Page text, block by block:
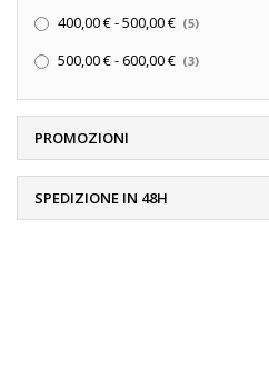
400,00 €-500,00 € 5
500,00 €-600,00 € 3
PROMOZIONI
SPEDIZIONE IN 48H